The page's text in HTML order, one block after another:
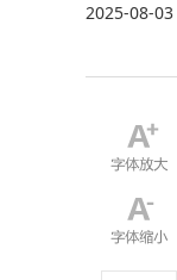
2025-08-